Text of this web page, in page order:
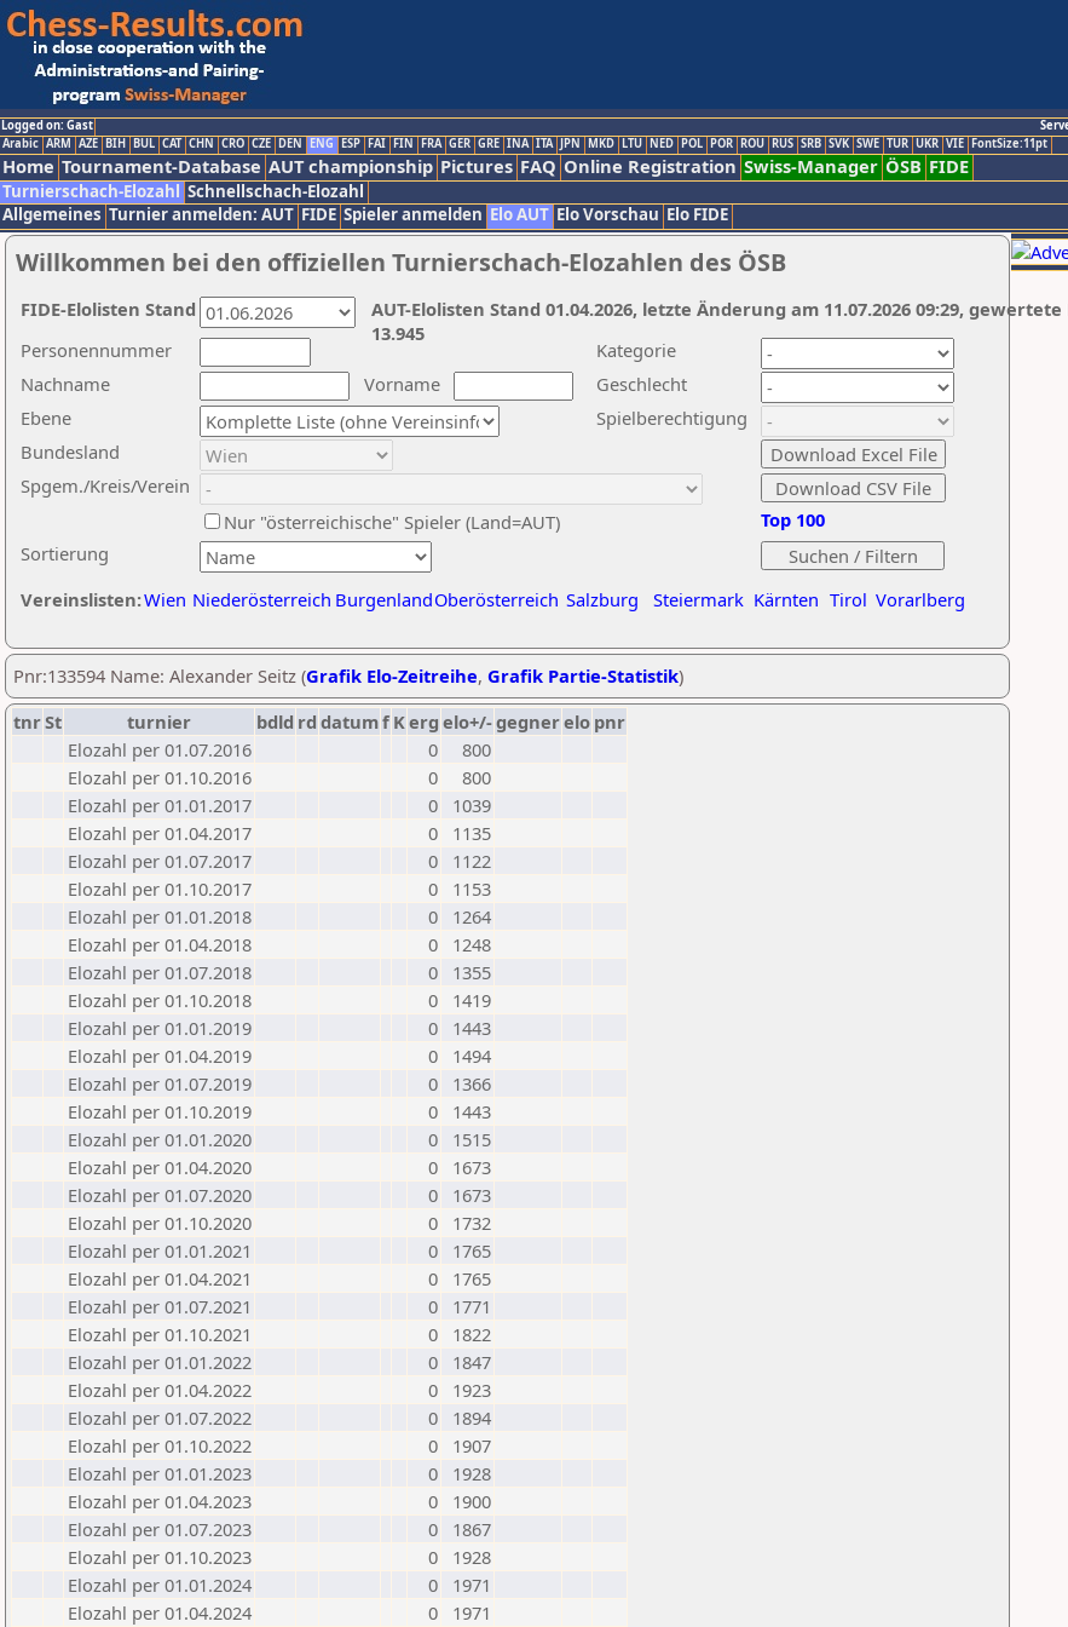
Logged on: Gast
Arabic ARM AZE BIH BUL CAT CHN CRO CZE DEN ENG ESP FAI FIN FRA GER GRE INA ITA JPN MKD LTU NED POL POR ROU RUS SRB SVK SWE TUR UKR VIE FontSize:11pt
Home Tournament-Database AUT championship Pictures FAQ Online Registration Swiss-Manager ÖSB FIDE
Turnierschach-Elozahl Schnellschach-Elozahl
Allgemeines Turnier anmelden: AUT FIDE Spieler anmelden Elo AUT Elo Vorschau Elo FIDE
Willkommen bei den offiziellen Turnierschach-Elozahlen des ÖSB
Nachname
Vorname
Ebene
Kategorie
Sortierung
Personennummer
Bundesland
Spgem./Kreis/Verein
Geschlecht
Nur "österreichische" Spieler (Land=AUT)
Spielberechtigung
Vereinslisten:Wien Niederösterreich BurgenlandOberösterreich Salzburg Steiermark Kärnten Tirol Vorarlberg
Top 100
AUT-Elolisten Stand 01.04.2026, letzte Änderung am 11.07.2026 09:29,
13.945
FIDE-Elolisten Stand
Pnr:133594 Name: Alexander Seitz (Grafik Elo-Zeitreihe, Grafik Partie-Statistik)
tnrSt turnier bdld rd datumf Kerg elo+/-gegnerelo pnr
Elozahl per 01.07.2016
0
800
Elozahl per 01.10.2016
0
800
Elozahl per 01.01.2017
0
1039
Elozahl per 01.04.2017
0
1135
Elozahl per 01.07.2017
0
1122
Elozahl per 01.10.2017
0
1153
Elozahl per 01.01.2018
0
1264
Elozahl per 01.04.2018
0
1248
Elozahl per 01.07.2018
0
1355
Elozahl per 01.10.2018
0
1419
Elozahl per 01.01.2019
0
1443
Elozahl per 01.04.2019
0
1494
Elozahl per 01.07.2019
0
1366
Elozahl per 01.10.2019
0
1443
Elozahl per 01.01.2020
0
1515
Elozahl per 01.04.2020
0
1673
Elozahl per 01.07.2020
0
1673
Elozahl per 01.10.2020
0
1732
Elozahl per 01.01.2021
0
1765
Elozahl per 01.04.2021
0
1765
Elozahl per 01.07.2021
0
1771
Elozahl per 01.10.2021
0
1822
Elozahl per 01.01.2022
0
1847
Elozahl per 01.04.2022
0
1923
Elozahl per 01.07.2022
0
1894
Elozahl per 01.10.2022
0
1907
Elozahl per 01.01.2023
0
1928
Elozahl per 01.04.2023
0
1900
Elozahl per 01.07.2023
0
1867
Elozahl per 01.10.2023
0
1928
Elozahl per 01.01.2024
0
1971
Elozahl per 01.04.2024
0 1971